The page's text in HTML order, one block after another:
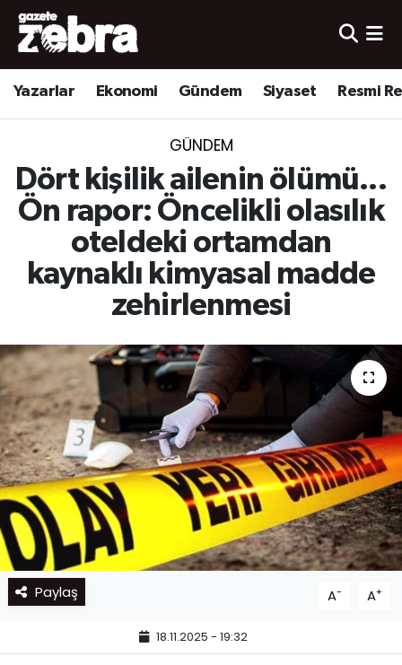
Yazarlar Ekonomi Gündem Siyaset Resmi
GÜNDEM
Dört kişilik ailenin ölümü...
Ön rapor: Öncelikli olasılık
oteldeki ortamdan
kaynaklı kimyasal madde
zehirlenmesi
Paylaş A- A+
18.11.2025 - 19:32
Yazarlar
Ekonomi
Yerel
Spor
Nöbetçi Eczaneler
Hava Durumu
Süper Lig Puan Durumu ve Fikstür
Tüm Manşetler
Son Dakika Haberleri
Haber Arşivi